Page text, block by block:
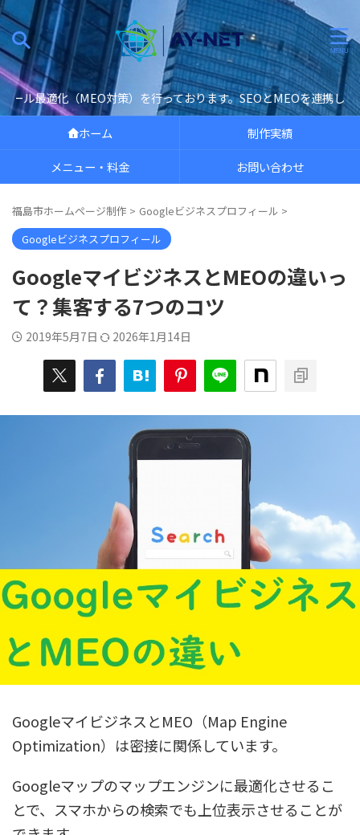
。SEOとMEOを連携し検索エンジンから集客力を手に入れ、売
ホーム
制作実績
メニュー・料金
お問い合わせ
福島市ホームページ制作 > Googleビジネスプロフィール >
Googleビジネスプロフィール
GoogleマイビジネスとMEOの違いっ
て？集客する7つのコツ
2019年5月7日 2026年1月14日
GoogleマイビジネスとMEO（Map Engine
Optimization）は密接に関係しています。
Googleマップのマップエンジンに最適化させるこ
とで、スマホからの検索でも上位表示させることが